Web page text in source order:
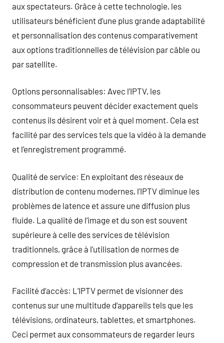
aux spectateurs. Grâce à cette technologie, les
utilisateurs bénéficient d’une plus grande adaptabilité
et personnalisation des contenus comparativement
aux options traditionnelles de télévision par câble ou
par satellite.
Options personnalisables: Avec l’IPTV, les
consommateurs peuvent décider exactement quels
contenus ils désirent voir et à quel moment. Cela est
facilité par des services tels que la vidéo à la demande
et l’enregistrement programmé.
Qualité de service: En exploitant des réseaux de
distribution de contenu modernes, l’IPTV diminue les
problèmes de latence et assure une diffusion plus
fluide. La qualité de l’image et du son est souvent
supérieure à celle des services de télévision
traditionnels, grâce à l’utilisation de normes de
compression et de transmission plus avancées.
Facilité d’accès: L’IPTV permet de visionner des
contenus sur une multitude d’appareils tels que les
télévisions, ordinateurs, tablettes, et smartphones.
Ceci permet aux consommateurs de regarder leurs